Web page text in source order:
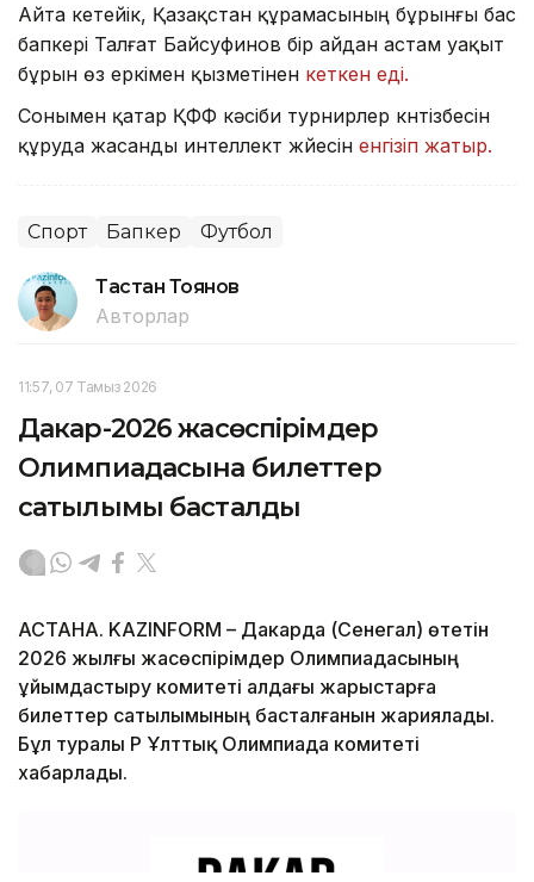
Айта кетейік, Қазақстан құрамасының бұрынғы бас
бапкері Талғат Байсуфинов бір айдан астам уақыт
бұрын өз еркімен қызметінен кеткен еді.
Сонымен қатар ҚФФ кәсіби турнирлер күнтізбесін
құруда жасанды интеллект жүйесін енгізіп жатыр.
Спорт Бапкер Футбол
Тастан Тоянов
Авторлар
11:57, 07 Тамыз 2026
Дакар-2026 жасөспірімдер
Олимпиадасына билеттер
сатылымы басталды
АСТАНА. KAZINFORM – Дакарда (Сенегал) өтетін
2026 жылғы жасөспірімдер Олимпиадасының
ұйымдастыру комитеті алдағы жарыстарға
билеттер сатылымының басталғанын жариялады.
Бұл туралы ҚР Ұлттық Олимпиада комитеті
хабарлады.